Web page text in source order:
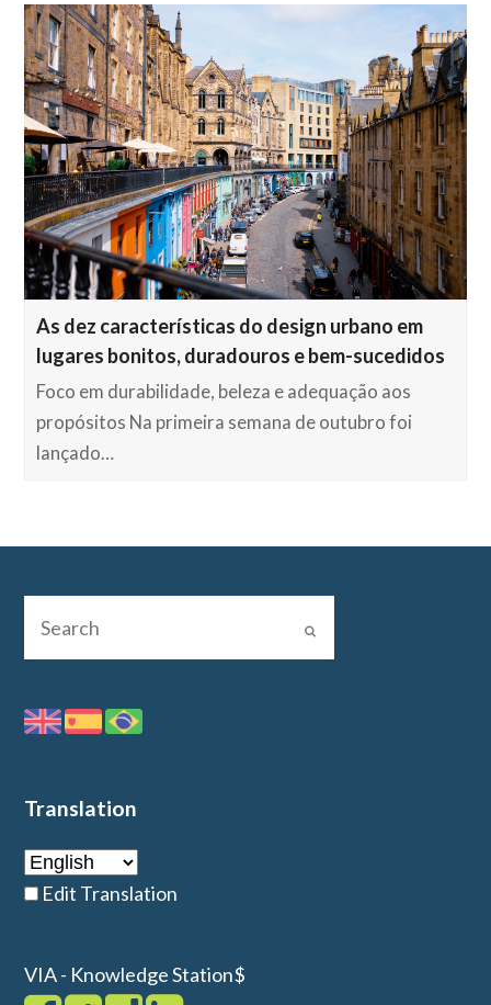
As dez características do design urbano em
lugares bonitos, duradouros e bem-sucedidos
Foco em durabilidade, beleza e adequação aos
propósitos Na primeira semana de outubro foi
lançado…
Translation
Edit Translation
VIA - Knowledge Station$